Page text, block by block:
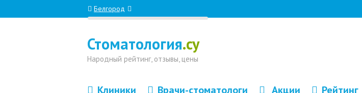
Белгород
Стоматология.су
Народный рейтинг, отзывы, цены
Клиники Врачи-стоматологи Акции Рейтинг